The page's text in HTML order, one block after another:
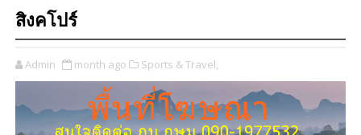
สิงคโปร์
Admin month ago Sports & Travel,